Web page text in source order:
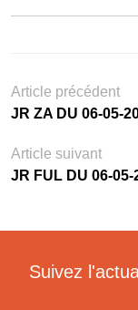
Article précédent
JR ZA DU 06-05-
Article suivant
JR FUL DU 06-05-
Suivez